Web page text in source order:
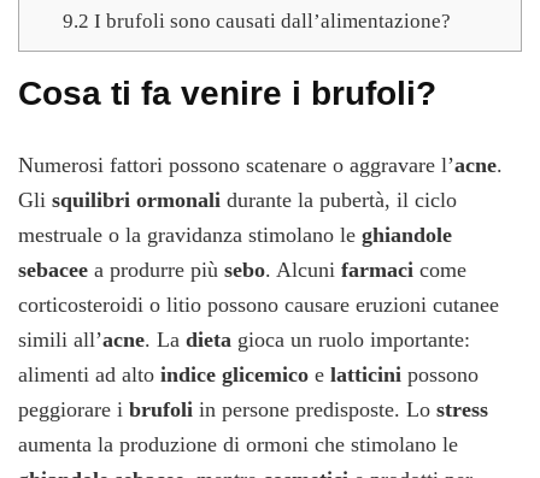
9.2 I brufoli sono causati dall’alimentazione?
Cosa ti fa venire i brufoli?
Numerosi fattori possono scatenare o aggravare l’acne.
Gli squilibri ormonali durante la pubertà, il ciclo
mestruale o la gravidanza stimolano le ghiandole
sebacee a produrre più sebo. Alcuni farmaci come
corticosteroidi o litio possono causare eruzioni cutanee
simili all’acne. La dieta gioca un ruolo importante:
alimenti ad alto indice glicemico e latticini possono
peggiorare i brufoli in persone predisposte. Lo stress
aumenta la produzione di ormoni che stimolano le